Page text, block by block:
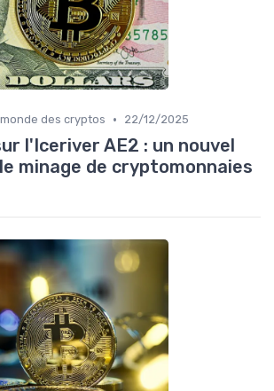
des cryptos • 22/12/2025
l'Iceriver AE2 : un nouvel
minage de cryptomonnaies